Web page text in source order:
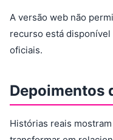
A versão web não
recurso está disponível
oficiais.
Depoimentos
Histórias reais